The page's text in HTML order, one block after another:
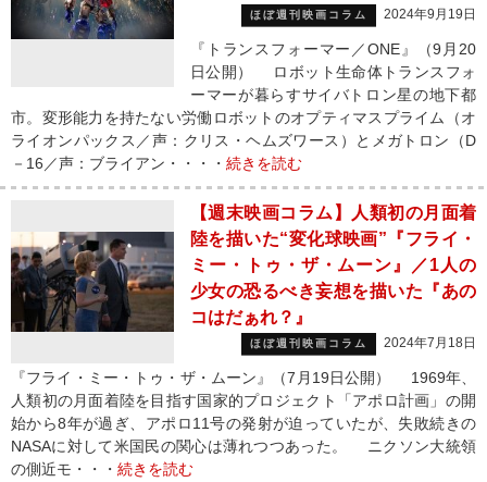
ほぼ週刊映画コラム 2024年9月19日
『トランスフォーマー／ONE』（9月20
日公開） ロボット生命体トランスフォ
ーマーが暮らすサイバトロン星の地下都
市。変形能力を持たない労働ロボットのオプティマスプライム（オ
ライオンパックス／声：クリス・ヘムズワース）とメガトロン（D
－16／声：ブライアン・・・・ 続きを読む
【週末映画コラム】人類初の月面着
陸を描いた“変化球映画”『フライ・
ミー・トゥ・ザ・ムーン』／1人の
少女の恐るべき妄想を描いた『あの
コはだぁれ？』
ほぼ週刊映画コラム 2024年7月18日
『フライ・ミー・トゥ・ザ・ムーン』（7月19日公開） 1969年、
人類初の月面着陸を目指す国家的プロジェクト「アポロ計画」の開
始から8年が過ぎ、アポロ11号の発射が迫っていたが、失敗続きの
NASAに対して米国民の関心は薄れつつあった。 ニクソン大統領
の側近モ・・・ 続きを読む